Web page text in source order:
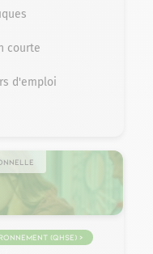
courte
d'emploi
(QHSE) >